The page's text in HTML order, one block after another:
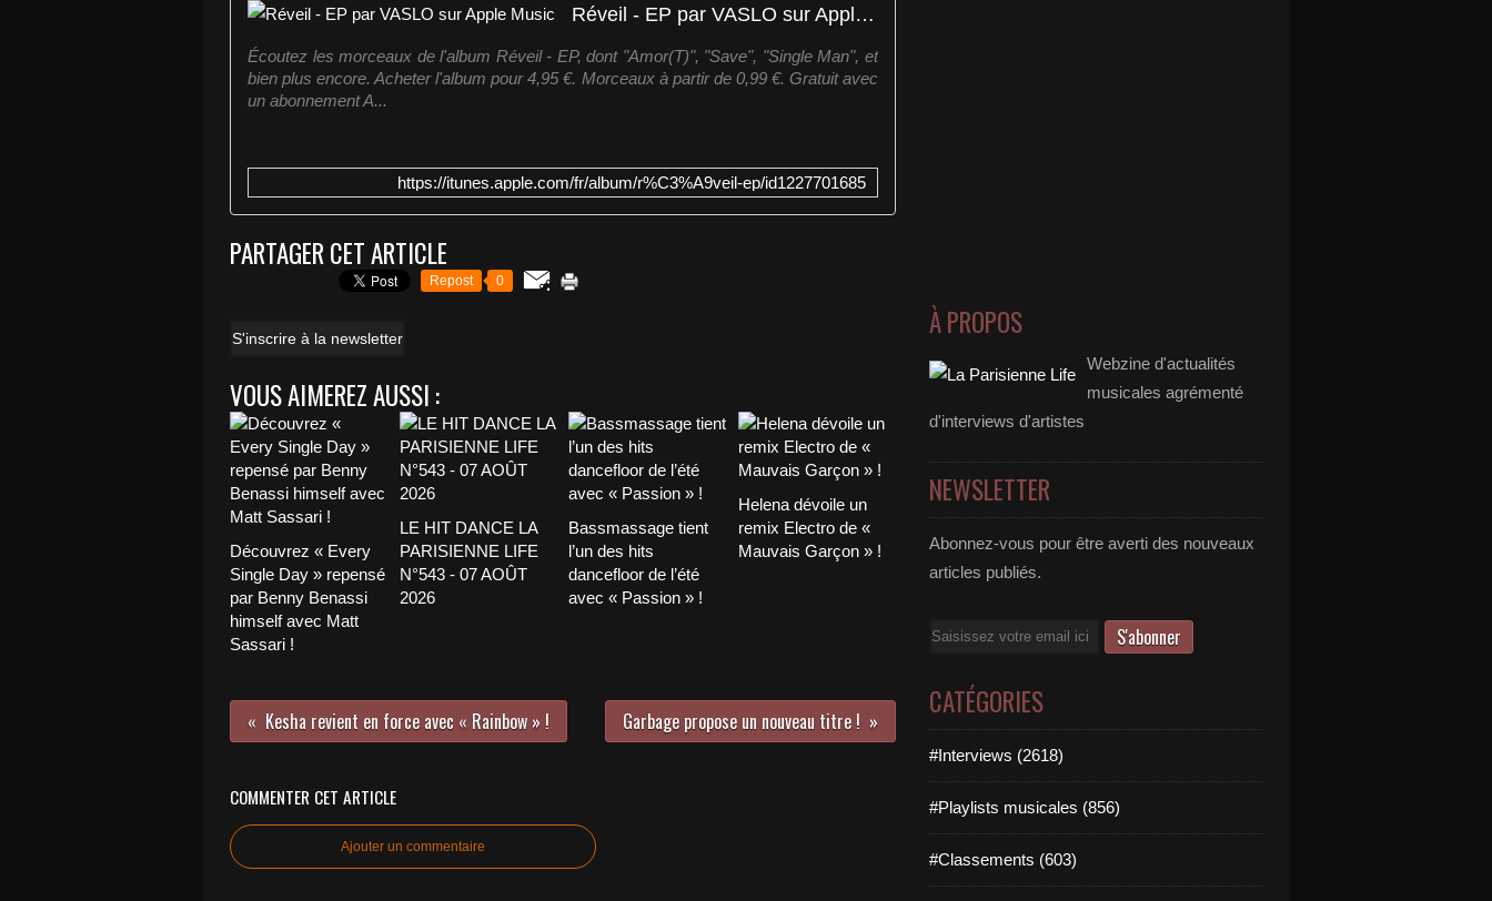
Réveil - EP par VASLO sur Apple Music
Écoutez les morceaux de l'album Réveil - EP, dont "Amor(T)", "Save", "Single Man", et
bien plus encore. Acheter l'album pour 4,95 €. Morceaux à partir de 0,99 €. Gratuit avec
un abonnement A...
https://itunes.apple.com/fr/album/r%C3%A9veil-ep/id1227701685
PARTAGER CET ARTICLE
Repost 0
S'inscrire à la newsletter
VOUS AIMEREZ AUSSI :
Découvrez « Every
Single Day » repensé
par Benny Benassi
himself avec Matt
Sassari !
LE HIT DANCE LA
PARISIENNE LIFE
N°543 - 07 AOÛT
2026
Bassmassage tient
l’un des hits
dancefloor de l’été
avec « Passion » !
Helena dévoile un
remix Electro de «
Mauvais Garçon » !
Kesha revient en force avec « Rainbow » ! Garbage propose un nouveau titre !
COMMENTER CET ARTICLE
Ajouter un commentaire
À PROPOS
Webzine d'actualités
musicales agrémenté
d'interviews d'artistes
NEWSLETTER
Abonnez-vous pour être averti des nouveaux
articles publiés.
Email
CATÉGORIES
#Interviews (2618)
#Playlists musicales (856)
#Classements (603)